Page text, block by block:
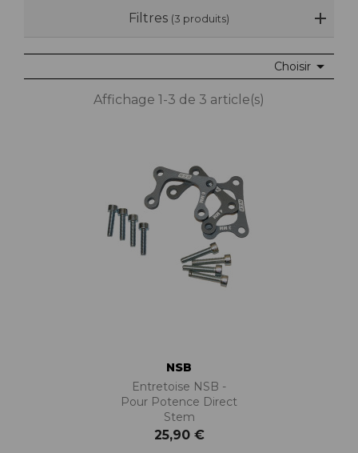
Filtres (3 produits)
Choisir 
Affichage 1-3 de 3 article(s)
NSB
Entretoise NSB -
Pour Potence Direct
Stem
25,90 €